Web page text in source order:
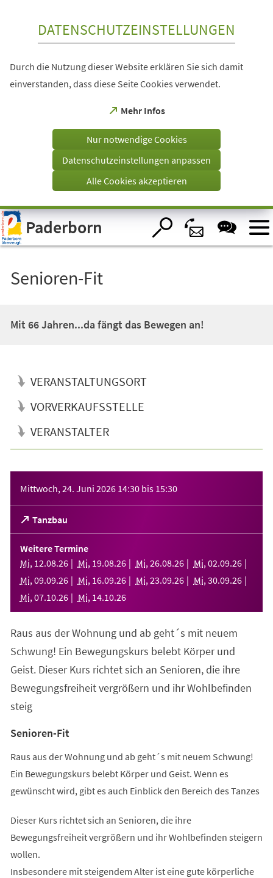
Visuelle
Assistenzsoftware
öffnen.
DATENSCHUTZEINSTELLUNGEN
Durch die Nutzung dieser Website erklären Sie sich damit
einverstanden, dass diese Seite Cookies verwendet.
Mehr Infos
(Öffnet
einem
Tab)
Nur notwendige Cookies
Datenschutzeinstellungen anpassen
Alle Cookies akzeptieren
Paderborn
Senioren-Fit
Mit 66 Jahren...da fängt das Bewegen an!
VERANSTALTUNGSORT
VORVERKAUFSSTELLE
VERANSTALTER
Mittwoch, 24. Juni 2026 14:30 bis 15:30
Tanzbau
(Öffnet
in
einem
neuen
Tab)
Weitere Termine
Mi, 12.08.26 Mi, 19.08.26 Mi, 26.08.26 Mi, 02.09.26
Mi, 09.09.26 Mi, 16.09.26 Mi, 23.09.26 Mi, 30.09.26
Mi, 07.10.26 Mi, 14.10.26
Raus aus der Wohnung und ab geht´s mit neuem
Schwung! Ein Bewegungskurs belebt Körper und
Geist. Dieser Kurs richtet sich an Senioren, die ihre
Bewegungsfreiheit vergrößern und ihr Wohlbefinden
steig
Senioren-Fit
Raus aus der Wohnung und ab geht´s mit neuem Schwung!
Ein Bewegungskurs belebt Körper und Geist. Wenn es
gewünscht wird, gibt es auch Einblick den Bereich des Tanzes
Dieser Kurs richtet sich an Senioren, die ihre
Bewegungsfreiheit vergrößern und ihr Wohlbefinden steigern
wollen.
Insbesondere mit steigendem Alter ist eine gute körperliche